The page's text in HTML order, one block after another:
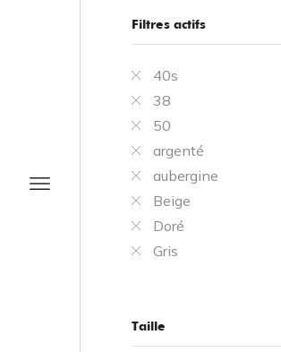
Filtres actifs
40s
38
50
argenté
aubergine
Beige
Doré
Gris
Taille